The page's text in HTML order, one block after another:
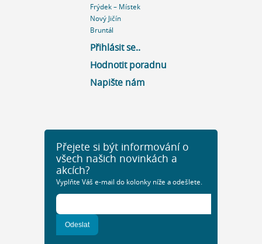
Frýdek – Místek
Nový Jičín
Bruntál
Přihlásit se..
Hodnotit poradnu
Napište nám
Přejete si být informování o
všech našich novinkách a
akcích?
Vyplňte Váš e-mail do kolonky níže a odešlete.